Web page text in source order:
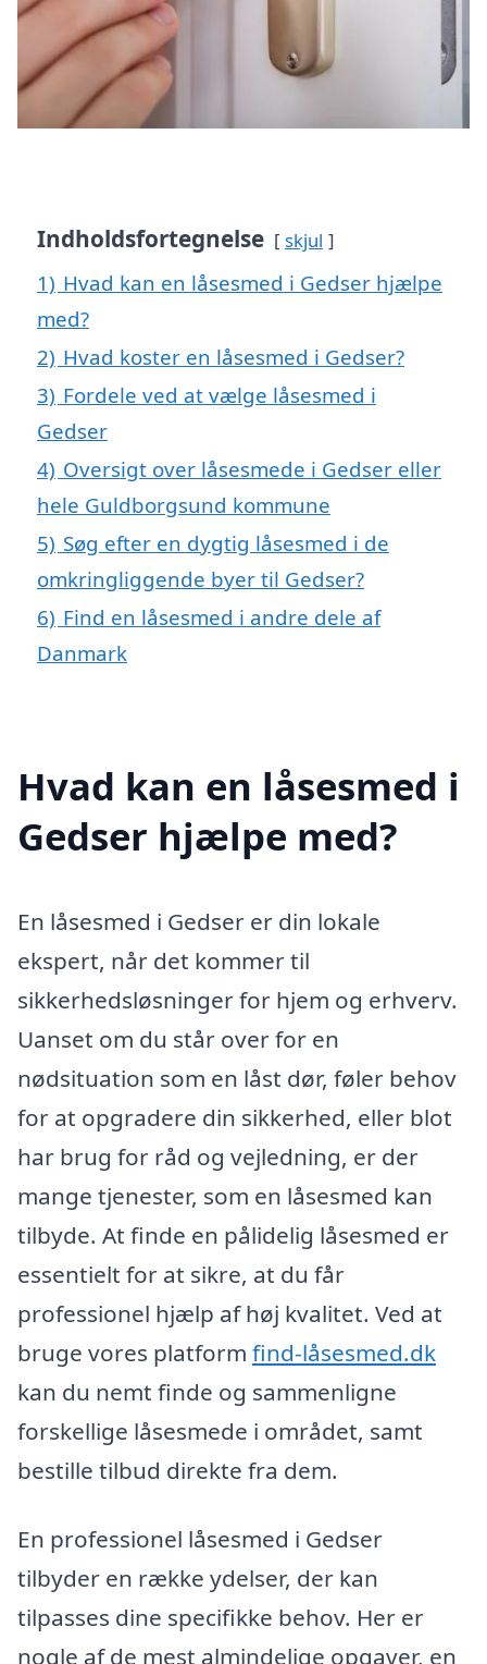
Indholdsfortegnelse skjul
1) Hvad kan en låsesmed i Gedser hjælpe
med?
2) Hvad koster en låsesmed i Gedser?
3) Fordele ved at vælge låsesmed i
Gedser
4) Oversigt over låsesmede i Gedser eller
hele Guldborgsund kommune
5) Søg efter en dygtig låsesmed i de
omkringliggende byer til Gedser?
6) Find en låsesmed i andre dele af
Danmark
Hvad kan en låsesmed i
Gedser hjælpe med?
En låsesmed i Gedser er din lokale
ekspert, når det kommer til
sikkerhedsløsninger for hjem og erhverv.
Uanset om du står over for en
nødsituation som en låst dør, føler behov
for at opgradere din sikkerhed, eller blot
har brug for råd og vejledning, er der
mange tjenester, som en låsesmed kan
tilbyde. At finde en pålidelig låsesmed er
essentielt for at sikre, at du får
professionel hjælp af høj kvalitet. Ved at
bruge vores platform find-låsesmed.dk
kan du nemt finde og sammenligne
forskellige låsesmede i området, samt
bestille tilbud direkte fra dem.
En professionel låsesmed i Gedser
tilbyder en række ydelser, der kan
tilpasses dine specifikke behov. Her er
nogle af de mest almindelige opgaver, en